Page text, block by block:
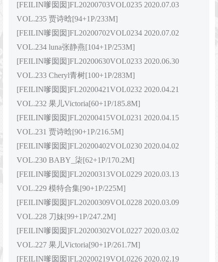
[FEILIN嗲囡囡]FL20200703VOL0235 2020.07.03
VOL.235 贾诗晗[94+1P/233M]
[FEILIN嗲囡囡]FL20200702VOL0234 2020.07.02
VOL.234 luna张静燕[104+1P/253M]
[FEILIN嗲囡囡]FL20200630VOL0233 2020.06.30
VOL.233 Cheryl青树[100+1P/283M]
[FEILIN嗲囡囡]FL20200421VOL0232 2020.04.21
VOL.232 果儿Victoria[60+1P/185.8M]
[FEILIN嗲囡囡]FL20200415VOL0231 2020.04.15
VOL.231 贾诗晗[90+1P/216.5M]
[FEILIN嗲囡囡]FL20200402VOL0230 2020.04.02
VOL.230 BABY_柒[62+1P/170.2M]
[FEILIN嗲囡囡]FL20200313VOL0229 2020.03.13
VOL.229 模特合集[90+1P/225M]
[FEILIN嗲囡囡]FL20200309VOL0228 2020.03.09
VOL.228 刀妹[99+1P/247.2M]
[FEILIN嗲囡囡]FL20200302VOL0227 2020.03.02
VOL.227 果儿Victoria[90+1P/261.7M]
[FEILIN嗲囡囡]FL20200219VOL0226 2020.02.19